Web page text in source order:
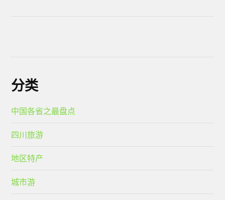
分类
中国各省之最盘点
四川旅游
地区特产
城市游